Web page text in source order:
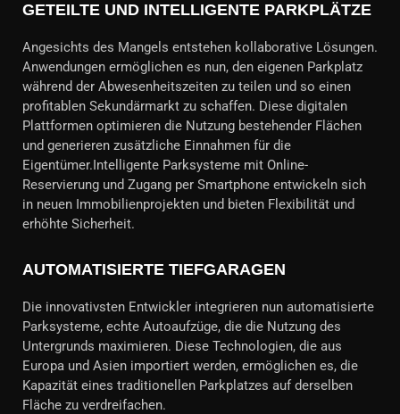
GETEILTE UND INTELLIGENTE PARKPLÄTZE
Angesichts des Mangels entstehen kollaborative Lösungen.
Anwendungen ermöglichen es nun, den eigenen Parkplatz
während der Abwesenheitszeiten zu teilen und so einen
profitablen Sekundärmarkt zu schaffen. Diese digitalen
Plattformen optimieren die Nutzung bestehender Flächen
und generieren zusätzliche Einnahmen für die
Eigentümer.Intelligente Parksysteme mit Online-
Reservierung und Zugang per Smartphone entwickeln sich
in neuen Immobilienprojekten und bieten Flexibilität und
erhöhte Sicherheit.
AUTOMATISIERTE TIEFGARAGEN
Die innovativsten Entwickler integrieren nun automatisierte
Parksysteme, echte Autoaufzüge, die die Nutzung des
Untergrunds maximieren. Diese Technologien, die aus
Europa und Asien importiert werden, ermöglichen es, die
Kapazität eines traditionellen Parkplatzes auf derselben
Fläche zu verdreifachen.